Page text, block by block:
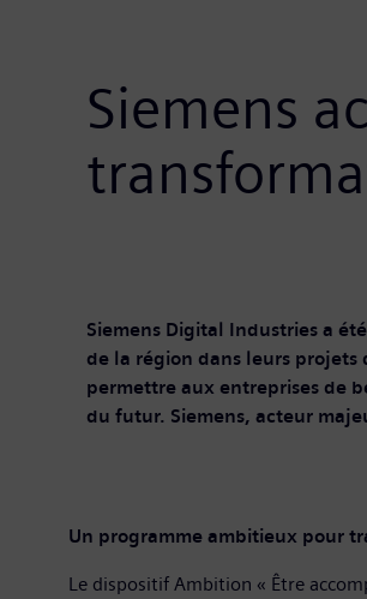
Siemens
Siemens Digital Industries a
de la région dans leurs
permettre aux entreprises de
du futur. Siemens, acteur
Un programme ambitieux pour
Le dispositif Ambition « Être